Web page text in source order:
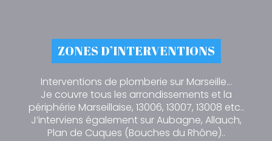
ZONES D’INTERVENTIONS
Interventions de plomberie sur Marseille…
Je couvre tous les arrondissements et la
périphérie Marseillaise, 13006, 13007, 13008 etc..
J’interviens également sur Aubagne, Allauch,
Plan de Cuques (Bouches du Rhône)..